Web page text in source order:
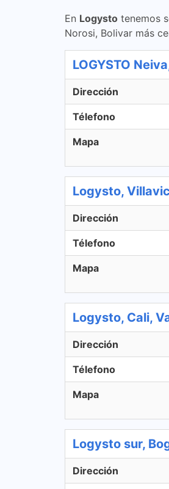
En Logysto tenemos
Norosi, Bolivar más
LOGYSTO
Dirección
Télefono
Mapa
Logysto,
Dirección
Télefono
Mapa
Logysto, Cali,
Dirección
Télefono
Mapa
Logysto sur,
Dirección